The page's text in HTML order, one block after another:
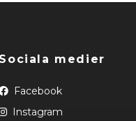
Sociala medier
Facebook
Instagram